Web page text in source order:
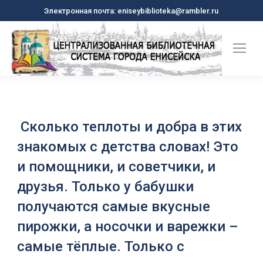
Электронная почта: eniseybiblioteka@rambler.ru
Сколько теплоты и добра в этих
знакомых с детства словах! Это
и помощники, и советчики, и
друзья. Только у бабушки
получаются самые вкусные
пирожки, а носочки и варежки –
самые тёплые. Только с